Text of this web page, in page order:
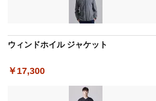
ウィンドホイル ジャケット
￥17,300